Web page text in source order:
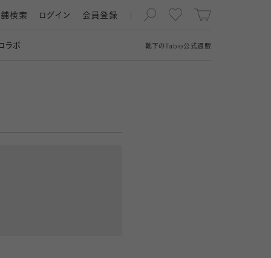
靴下の Tabio公式通販
検索 ログイン 会員登録
ラボ